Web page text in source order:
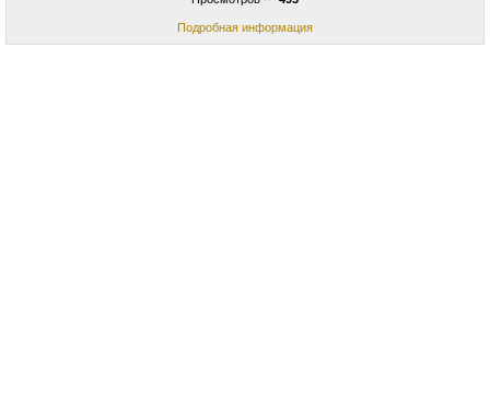
Подробная информация